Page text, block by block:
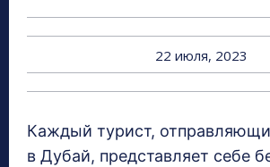
22 июля, 2023
Каждый турист,
в Дубай, представляет себе